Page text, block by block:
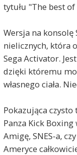
tytułu "The best
Wersja na konsolę
nielicznych, która
Sega Activator.
dzięki któremu
własnego ciała.
Pokazująca
Panza Kick Boxing
Amigę, SNES-a,
Ameryce